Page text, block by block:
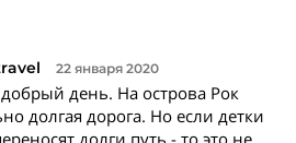
22 января 2020
день. На острова Рок
долгая дорога. Но если детки